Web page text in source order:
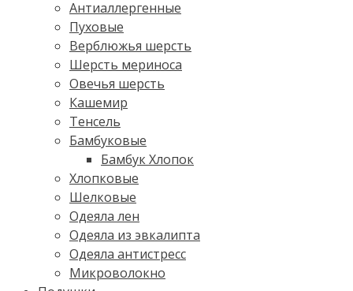
Антиаллергенные
Пуховые
Верблюжья шерсть
Шерсть мериноса
Овечья шерсть
Кашемир
Тенсель
Бамбуковые
Бамбук Хлопок
Хлопковые
Шелковые
Одеяла лен
Одеяла из эвкалипта
Одеяла антистресс
Микроволокно